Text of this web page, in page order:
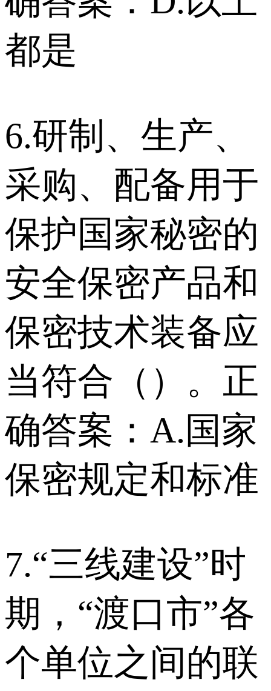
都是
6.研制、生产、
采购、配备用于
保护国家秘密的
安全保密产品和
保密技术装备应
当符合（）。正
确答案：A.国家
保密规定和标准
7.“三线建设”时
期，“渡口市”各
个单位之间的联